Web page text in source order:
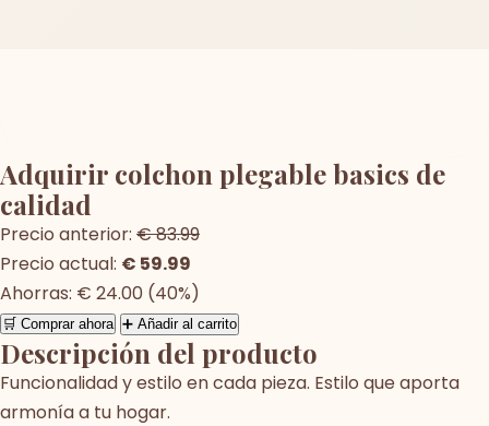
Adquirir colchon plegable basics de
calidad
Precio anterior: € 83.99
Precio actual: € 59.99
Ahorras: € 24.00 (40%)
🛒 Comprar ahora ➕ Añadir al carrito
Descripción del producto
Funcionalidad y estilo en cada pieza. Estilo que aporta
armonía a tu hogar.